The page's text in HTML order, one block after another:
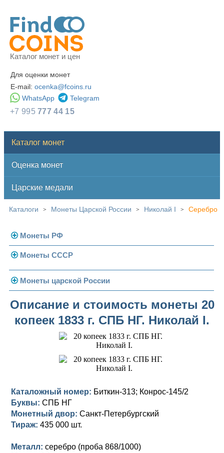
Каталог монет и цен
Для оценки монет
E-mail: ocenka@fcoins.ru
WhatsApp
Telegram
+7 995777 44 15
Каталог монет
Оценка монет
Царские медали
Каталоги > Монеты Царской России > Николай I > Серебро
Монеты РФ
Современная Россия
Монеты 1991-1993 гг.
Монеты СССР
Погодовка СССР
Монеты 1958 года
Золотые червонцы
Памятные и юбилейные
Монеты царской России
Николай II (1894-1917)
Золото
Для Финляндии
Памятные и донативные
Александр III (1881-1894)
Для Финляндии
Памятные и донативные
Александр II (1855-1881)
Медь
Для Финляндии
Памятные и донативные
Николай I (1825-1855)
Серебро
Медь
Для Грузии
Золото
Серебро
Медь
Павел I (1796-1801)
Золото
Серебро
Екатерина II (1762-1796)
Золото
Петр III (1762)
Описание и стоимость монеты 20
копеек 1833 г. СПБ НГ. Николай I.
Каталожный номер: Биткин-313; Конрос-145/2
Буквы: СПБ НГ
Монетный двор: Санкт-Петербургский
Тираж: 435 000 шт.
Металл: серебро (проба 868/1000)